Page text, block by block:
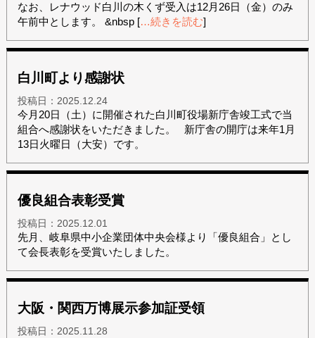
なお、レナウッド白川の木くず受入は12月26日（金）のみ
午前中とします。 &nbsp […続きを読む]
白川町より感謝状
投稿日： 2025.12.24
今月20日（土）に開催された白川町役場新庁舎竣工式で当
組合へ感謝状をいただきました。 新庁舎の開庁は来年1月
13日火曜日（大安）です。
優良組合表彰受賞
投稿日： 2025.12.01
先月、岐阜県中小企業団体中央会様より「優良組合」とし
て会長表彰を受賞いたしました。
大阪・関西万博展示参加証受領
投稿日： 2025.11.28